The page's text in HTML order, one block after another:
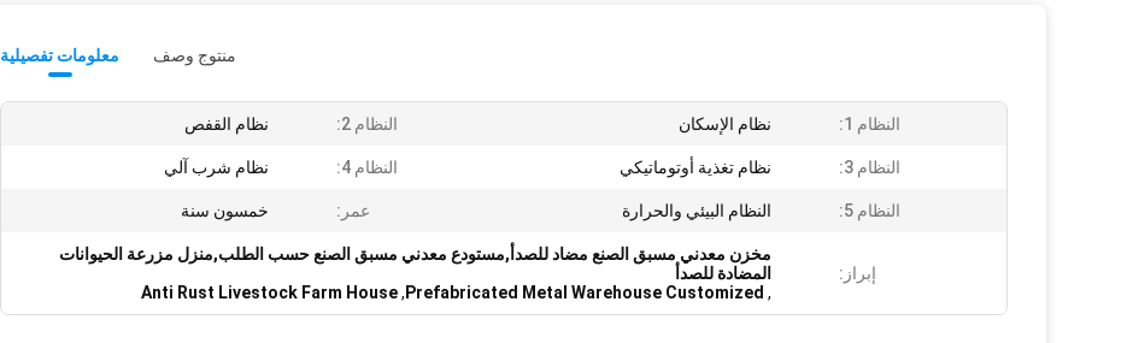
معلومات تفصيلية منتوج وصف
النظام 1: نظام الإسكان النظام 2: نظام القفص
النظام 3: نظام تغذية أوتوماتيكي النظام 4: نظام شرب آلي
النظام 5: النظام البيئي والحرارة عمر: خمسون سنة
إبراز:
مخزن معدني مسبق الصنع مضاد للصدأ,مستودع معدني مسبق الصنع حسب الطلب,منزل مزرعة الحيوانات
المضادة للصدأ
,
Prefabricated Metal Warehouse Customized
,
Anti Rust Livestock Farm House